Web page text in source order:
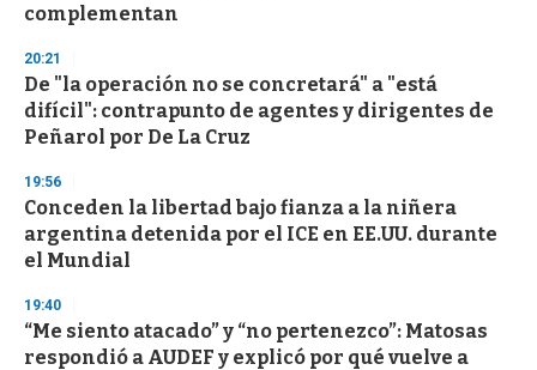
complementan
20:21
De "la operación no se concretará" a "está
difícil": contrapunto de agentes y dirigentes de
Peñarol por De La Cruz
19:56
Conceden la libertad bajo fianza a la niñera
argentina detenida por el ICE en EE.UU. durante
el Mundial
19:40
“Me siento atacado” y “no pertenezco”: Matosas
respondió a AUDEF y explicó por qué vuelve a